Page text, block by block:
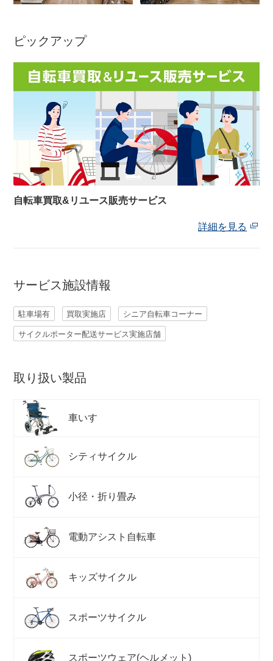
サイクルパートナー
自転車買取専門サービス
ネット店と店舗の違いをご紹介
店舗について
お知らせ一覧
ピックアップ
自転車買取&リユース販売サービス
詳細を見る
サービス施設情報
駐車場有 買取実施店 シニア自転車コーナー
サイクルポーター配送サービス実施店舗
取り扱い製品
車いす
シティサイクル
小径・折り畳み
電動アシスト自転車
キッズサイクル
スポーツサイクル
スポーツウェア(ヘルメット)